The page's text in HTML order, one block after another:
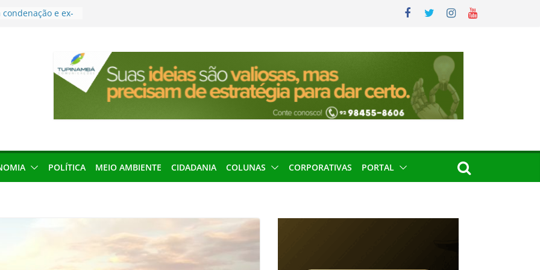
e ex-
podem barrar
de 2026 no
Amazônia
em São
discurso de
defesa do
públicaPOLÍTICA MEIO AMBIENTE CIDADANIA COLUNAS CORPORATIVAS PORTAL